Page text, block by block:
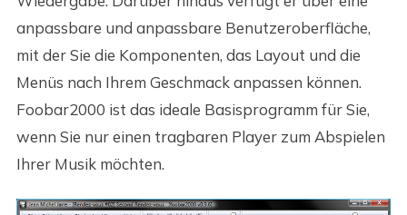
anpassbare und anpassbare Benutzeroberfläche,
mit der Sie die Komponenten, das Layout und die
Menüs nach Ihrem Geschmack anpassen können.
Foobar2000 ist das ideale Basisprogramm für Sie,
wenn Sie nur einen tragbaren Player zum Abspielen
Ihrer Musik möchten.